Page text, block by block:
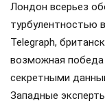
Лондон всерьез
турбулентностью
Telegraph,
возможная победа
секретными
Западные